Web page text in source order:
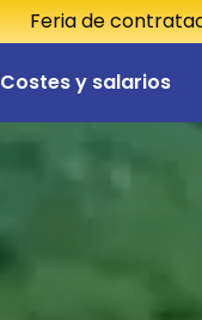
Feria de
Costes y salarios